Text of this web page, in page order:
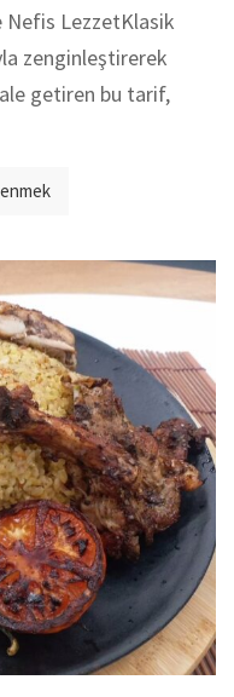
Nefis LezzetKlasik
zenginleştirerek
getiren bu tarif,